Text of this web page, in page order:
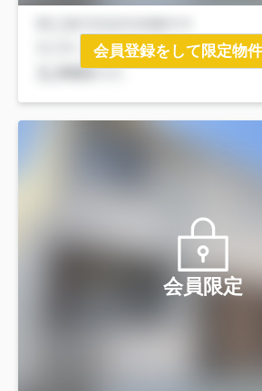
会員登録をして限定物
会員限定